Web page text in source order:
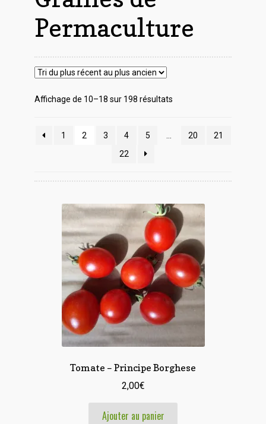
Permaculture
Affichage de 10–18 sur 198 résultatsTrié
récent
1 2 3 4 5 20
21
22
Tomate – Principe Borghese
2,00€
Ajouter au panier